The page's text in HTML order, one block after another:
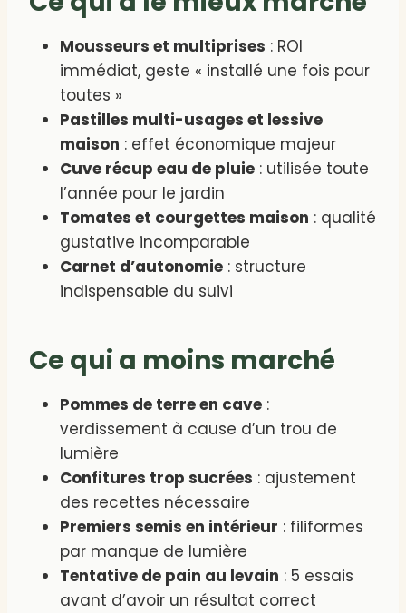
Mousseurs et multiprises : ROI
immédiat, geste « installé une fois pour
toutes »
Pastilles multi-usages et lessive
maison : effet économique majeur
Cuve récup eau de pluie : utilisée toute
l’année pour le jardin
Tomates et courgettes maison : qualité
gustative incomparable
Carnet d’autonomie : structure
indispensable du suivi
Ce qui a moins marché
Pommes de terre en cave :
verdissement à cause d’un trou de
lumière
Confitures trop sucrées : ajustement
des recettes nécessaire
Premiers semis en intérieur : filiformes
par manque de lumière
Tentative de pain au levain : 5 essais
avant d’avoir un résultat correct